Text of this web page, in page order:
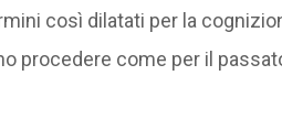
così dilatati per la
procedere come per il